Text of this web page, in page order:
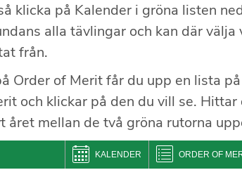
klicka på Kalender i gröna listen
alla tävlingar och kan där välja
från.
Order of Merit får du upp en lista
och klickar på den du vill se. Hittar
året mellan de två gröna rutorna
KALENDER ORDER OF